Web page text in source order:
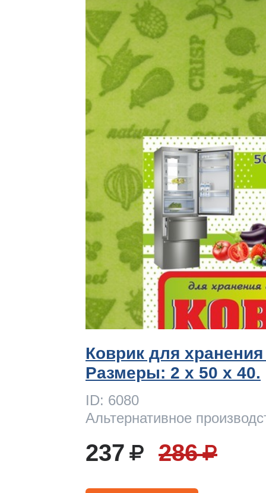
Коврик для
Размеры: 2 x 50 х 40.
ID: 6080
Альтернативное
237 286